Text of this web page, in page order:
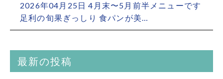
2026年04月25日 4月末〜5月前半メニューです
足利の旬果ぎっしり 食パンが美…
最新の投稿